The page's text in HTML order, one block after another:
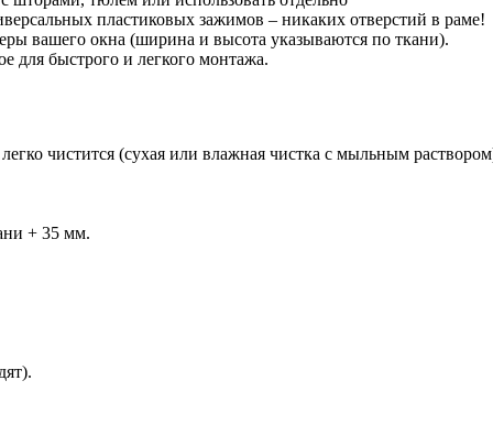
пластиковых зажимов – никаких отверстий в раме!
вашего окна (ширина и высота указываются по ткани).
для быстрого и легкого монтажа.
чистится (сухая или влажная чистка с мыльным
+ 35 мм.